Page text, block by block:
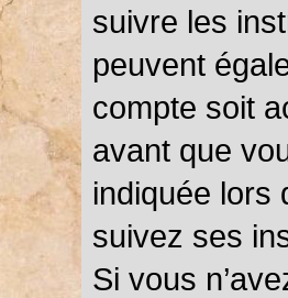
suivre les
peuvent
compte soit
avant que
indiquée lors
suivez ses
Si vous